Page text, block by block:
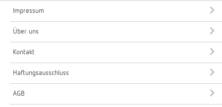
Impressum
Über uns
Kontakt
Haftungsausschluss
AGB